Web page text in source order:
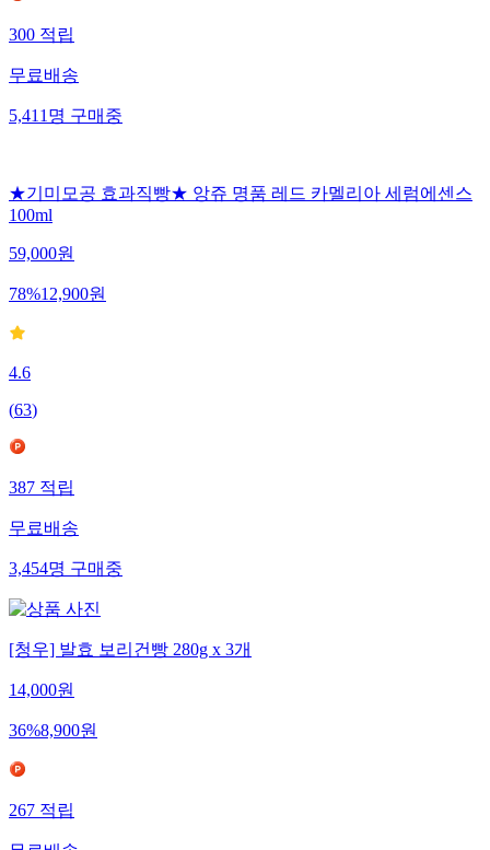
300적립
무료배송
5,411명구매중
★기미모공 효과직빵★ 앙쥬 명품 레드 카멜리아 세럼에센스
100ml
59,000원
78%12,900원
4.6
(63)
387적립
무료배송
3,454명구매중
[청우] 발효 보리건빵 280g x 3개
14,000원
36%8,900원
267적립